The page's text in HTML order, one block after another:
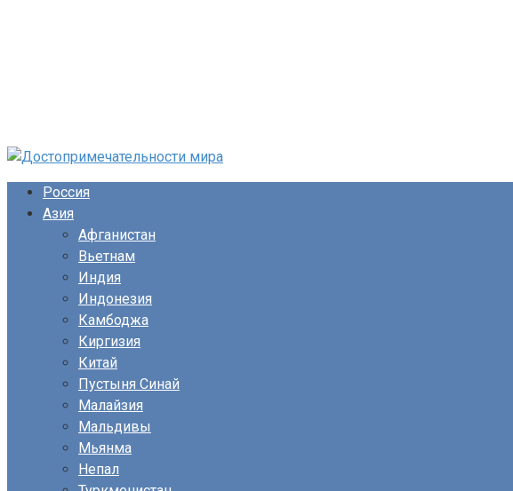
Перейти
контентуРоссия
Азия
Афганистан
Вьетнам
Индия
Индонезия
Камбоджа
Киргизия
Китай
Пустыня Синай
Малайзия
Мальдивы
Мьянма
Непал